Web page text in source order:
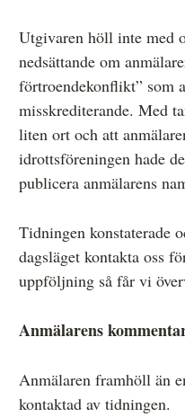
Utgivaren höll inte med
nedsättande om
förtroendekonflikt” som
misskrediterande. Med
liten ort och att
idrottsföreningen hade
publicera anmälarens
Tidningen konstaterade
dagsläget kontakta oss
uppföljning så får vi
Anmälarens
Anmälaren framhöll än
kontaktad av tidningen.